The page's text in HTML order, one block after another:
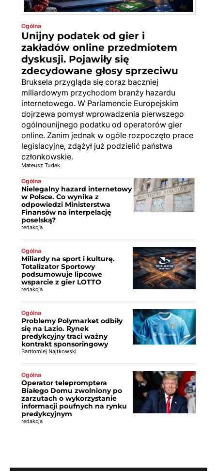
Ogólna
Unijny podatek od gier i
zakładów online przedmiotem
dyskusji. Pojawiły się
zdecydowane głosy sprzeciwu
Bruksela przygląda się coraz baczniej
miliardowym przychodom branży hazardu
internetowego. W Parlamencie Europejskim
dojrzewa pomysł wprowadzenia pierwszego
ogólnounijnego podatku od operatorów gier
online. Zanim jednak w ogóle rozpoczęto prace
legislacyjne, zdążył już podzielić państwa
członkowskie.
Mateusz Tudek
Ogólna
Nielegalny hazard internetowy
w Polsce. Co wynika z
odpowiedzi Ministerstwa
Finansów na interpelację
poselską?
redakcja
Ogólna
Miliardy na sport i kulturę.
Totalizator Sportowy
podsumowuje lipcowe
wsparcie z gier LOTTO
redakcja
Ogólna
Problemy Polymarket odbiły
się na Lazio. Rynek
predykcyjny traci ważny
kontrakt sponsoringowy
Bartłomiej Najtkowski
Ogólna
Operator telepromptera
Białego Domu zwolniony po
zarzutach o wykorzystanie
informacji poufnych na rynku
predykcyjnym
redakcja